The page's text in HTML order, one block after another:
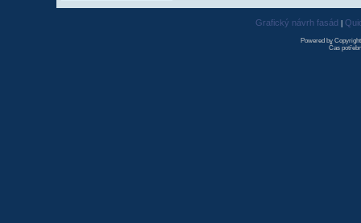
Grafický návrh fasád
Powered by
Čas